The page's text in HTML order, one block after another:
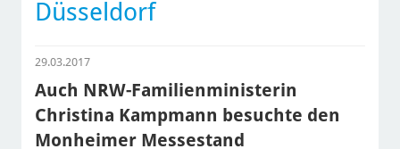
Düsseldorf
29.03.2017
Auch NRW-Familienministerin
Christina Kampmann besuchte den
Monheimer Messestand